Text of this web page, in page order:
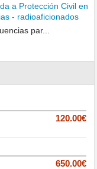
a Protección Civil en
- radioaficionados
par...
120.00€
650.00€